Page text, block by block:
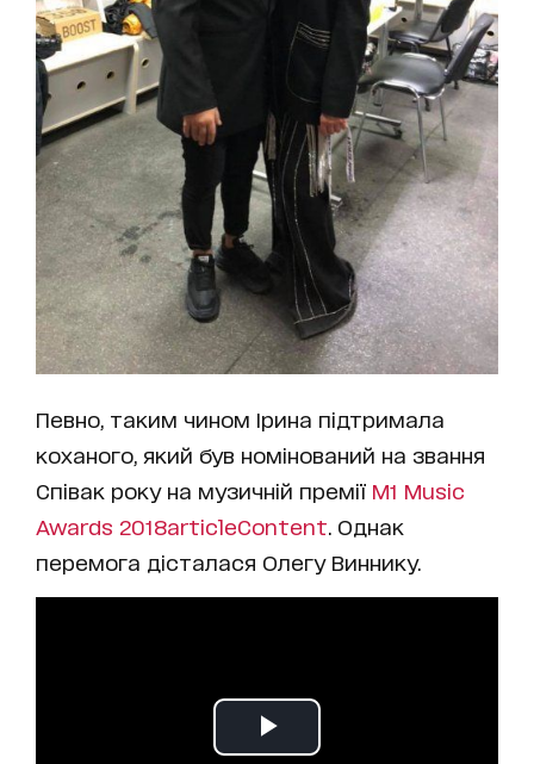
Певно, таким чином Ірина підтримала
коханого, який був номінований на звання
Співак року на музичній премії M1 Music
Awards 2018articleContent . Однак
перемога дісталася Олегу Виннику.